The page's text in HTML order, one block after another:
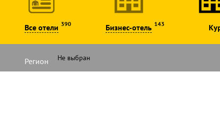
Все отели 390 Бизнес-отель 143
Регион